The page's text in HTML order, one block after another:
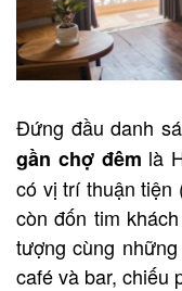
Đứng đầu danh
gần chợ đêm là
có vị trí thuận tiện
còn đốn tim
tượng cùng
café và bar, chiếu